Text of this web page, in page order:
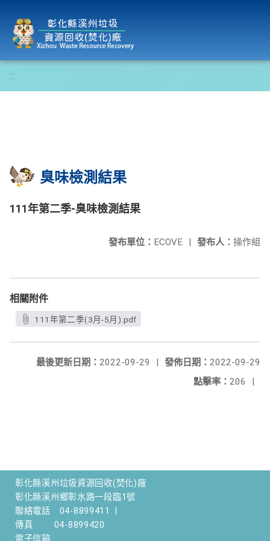
:::
臭味檢測結果
111年第二季-臭味檢測結果
發布人： 操作組
發布單位： ECOVE |
相關附件
111年第二季(3月-5月).pdf
發佈日期： 2022-09-29
最後更新日期： 2022-09-29
|
點擊率： 206 |
彰化縣溪州垃圾資源回收(焚化)廠
彰化縣溪州鄉彰水路一段臨1號
聯絡電話
04-8899411
傳真
04-8899420
電子信箱